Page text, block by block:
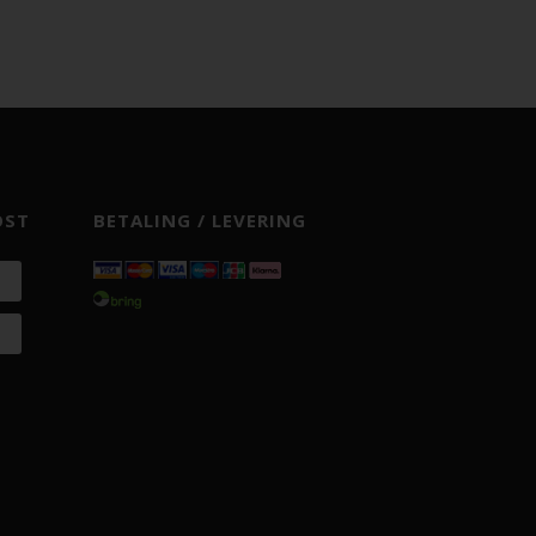
BETALING / LEVERING